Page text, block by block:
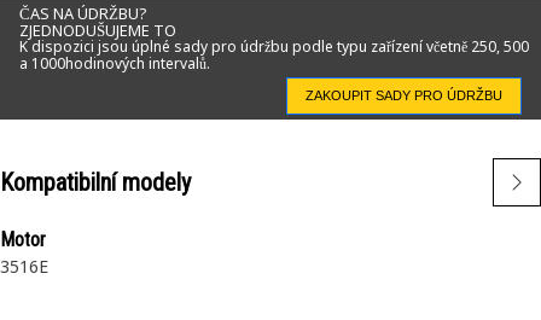
ČAS NA ÚDRŽBU?
ZJEDNODUŠUJEME TO
K dispozici jsou úplné sady pro údržbu podle typu zařízení včetně 250, 500
a 1000hodinových intervalů.
ZAKOUPIT SADY PRO ÚDRŽBU
Kompatibilní modely
Motor
3516E